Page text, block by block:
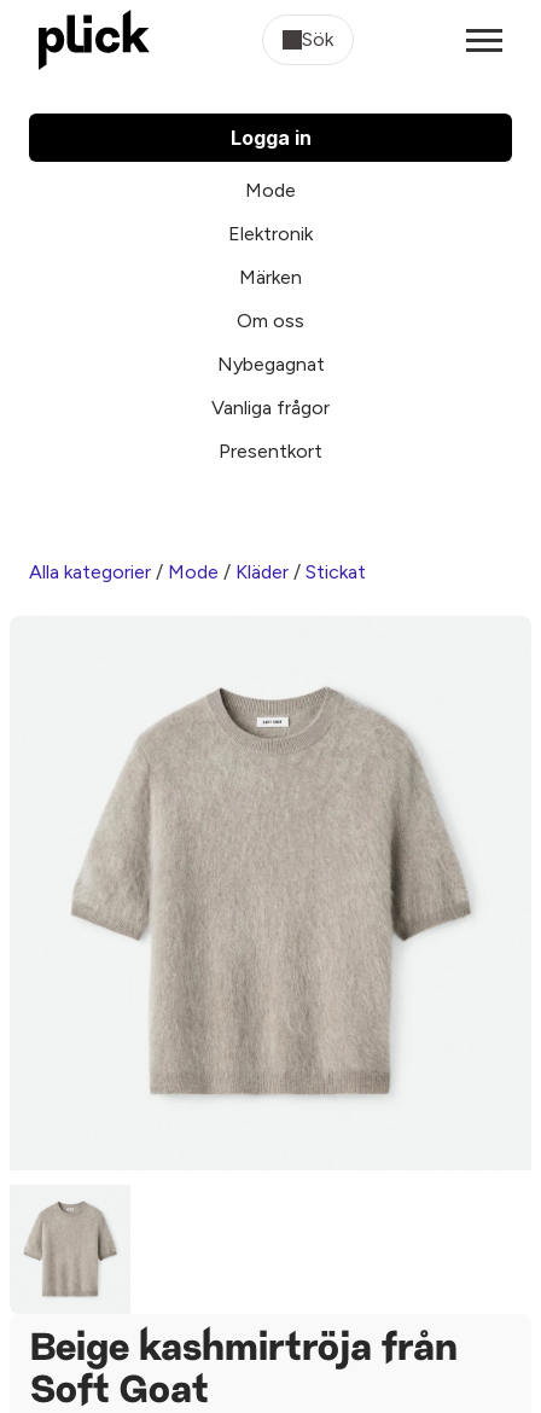
Sök
Logga in
Mode
Elektronik
Märken
Om oss
Nybegagnat
Vanliga frågor
Presentkort
Alla kategorier / Mode / Kläder / Stickat
Beige kashmirtröja från
Soft Goat